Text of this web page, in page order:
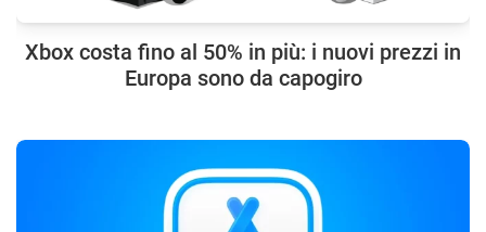
Xbox costa fino al 50% in più: i nuovi prezzi in
Europa sono da capogiro